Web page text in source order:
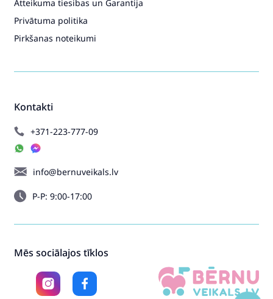
Kontakti
+371-223-777-09
info@bernuveikals.lv
P-P: 9:00-17:00
Atteikuma tiesibas un Garantija
Privātuma politika
Pirkšanas noteikumi
Mēs sociālajos tīklos